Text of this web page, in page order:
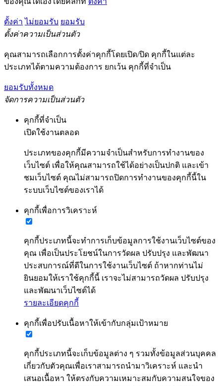
ตั้งค่า ไม่ยอมรับ ยอมรับ
ตั้งค่าความเป็นส่วนตัว
คุณสามารถเลือกการตั้งค่าคุกกี้โดยเปิด/ปิด คุกกี้ในแต่ละ
ประเภทได้ตามความต้องการ ยกเว้น คุกกี้ที่จำเป็น
ยอมรับทั้งหมด
จัดการความเป็นส่วนตัว
คุกกี้ที่จำเป็น
เปิดใช้งานตลอด
ประเภทของคุกกี้มีความจำเป็นสำหรับการทำงานของ
เว็บไซต์ เพื่อให้คุณสามารถใช้ได้อย่างเป็นปกติ และเข้า
ชมเว็บไซต์ คุณไม่สามารถปิดการทำงานของคุกกี้นี้ใน
ระบบเว็บไซต์ของเราได้
คุกกี้เพื่อการวิเคราะห์
คุกกี้ประเภทนี้จะทำการเก็บข้อมูลการใช้งานเว็บไซต์ของ
คุณ เพื่อเป็นประโยชน์ในการวัดผล ปรับปรุง และพัฒนา
ประสบการณ์ที่ดีในการใช้งานเว็บไซต์ ถ้าหากท่านไม่
ยินยอมให้เราใช้คุกกี้นี้ เราจะไม่สามารถวัดผล ปรับปรุง
และพัฒนาเว็บไซต์ได้
รายละเอียดคุกกี้
คุกกี้เพื่อปรับเนื้อหาให้เข้ากับกลุ่มเป้าหมาย
คุกกี้ประเภทนี้จะเก็บข้อมูลต่าง ๆ รวมทั้งข้อมูลส่วนบุคคล
เกี่ยวกับตัวคุณเพื่อเราสามารถนำมาวิเคราะห์ และนำ
เสนอเนื้อหา ให้ตรงกับความเหมาะสมกับความสนใจของ